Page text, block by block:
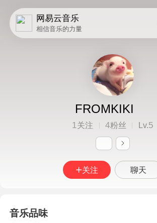
网易云音乐
相信音乐的力量
FROMKIKI
1关注 4粉丝 Lv.5
关注 聊天
音乐品味